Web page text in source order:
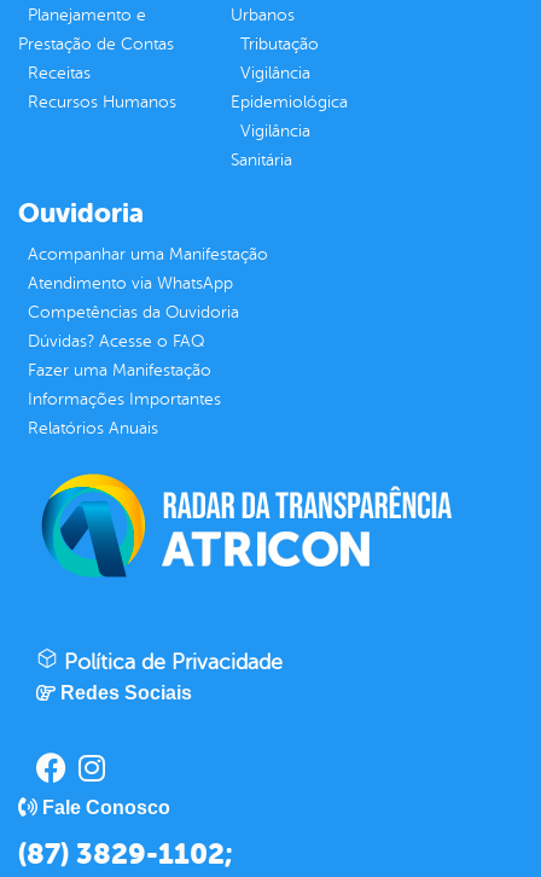
Planejamento e
Prestação de Contas
Receitas
Recursos Humanos
Urbanos
Tributação
Vigilância
Epidemiológica
Vigilância
Sanitária
Ouvidoria
Acompanhar uma Manifestação
Atendimento via WhatsApp
Competências da Ouvidoria
Dúvidas? Acesse o FAQ
Fazer uma Manifestação
Informações Importantes
Relatórios Anuais
Política de Privacidade
Redes Sociais
Fale Conosco
(87) 3829-1102;